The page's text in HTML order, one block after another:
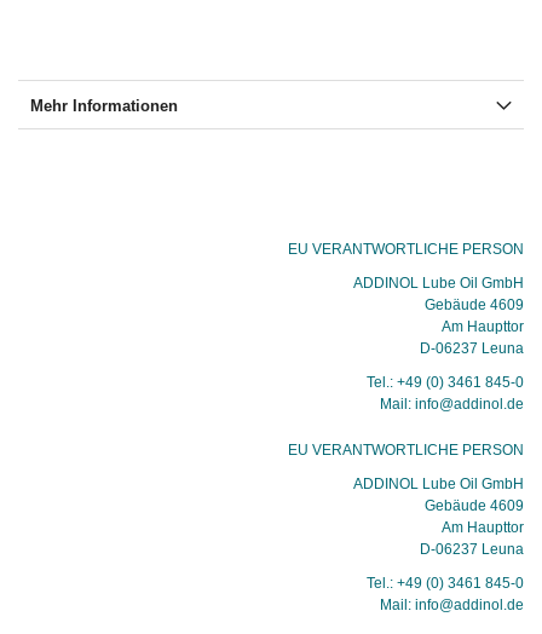
Mehr Informationen
EU VERANTWORTLICHE PERSON
ADDINOL Lube Oil GmbH
Gebäude 4609
Am Haupttor
D-06237 Leuna
Tel.: +49 (0) 3461 845-0
Mail: info@addinol.de
EU VERANTWORTLICHE PERSON
ADDINOL Lube Oil GmbH
Gebäude 4609
Am Haupttor
D-06237 Leuna
Tel.: +49 (0) 3461 845-0
Mail: info@addinol.de